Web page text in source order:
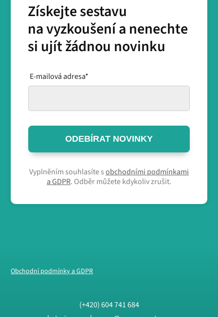
Získejte sestavu
na vyzkoušení a nenechte
si ujít žádnou novinku
E-mailová adresa*
ODEBÍRAT NOVINKY
Vyplněním souhlasíte sobchodními podmínkami
a GDPR. Odběr můžete kdykoliv zrušit.
Obchodní podmínky a GDPR
(+420) 604 741 684